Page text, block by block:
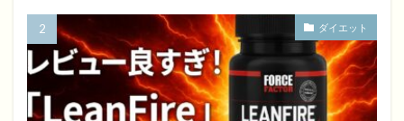
ダイエット